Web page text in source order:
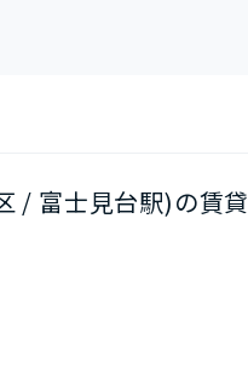
/ 富士見台駅)の賃貸